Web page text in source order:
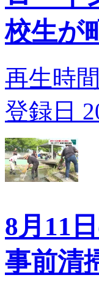
校生が
再生時
登録日
8月11
事前清